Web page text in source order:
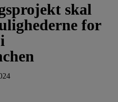
skal
for